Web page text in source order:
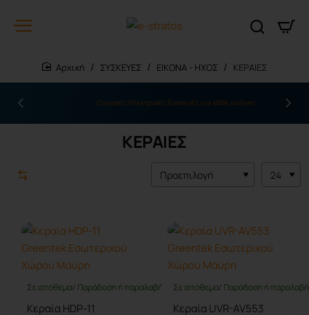
ΣΥΣΚΕΥΕΣ ΕΙΚΟΝΑ - ΗΧΟΣ ΚΕΡΑΙΕΣ
Οικιακές Ηλεκτρικές Συσκευές για κάθε ανάγκη
ΚΕΡΑΙΕΣ
Σε απόθεμα/ Παράδοση ή παραλαβή έως 10 ημέρες
Κεραία HDP-11
Σε απόθεμα/ Παράδοση ή
Κεραία UVR-AV553